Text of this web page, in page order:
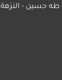
طه حسين - النزهة